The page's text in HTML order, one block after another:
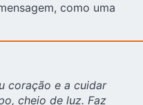
como uma
coração e a cuidar
cheio de luz. Faz